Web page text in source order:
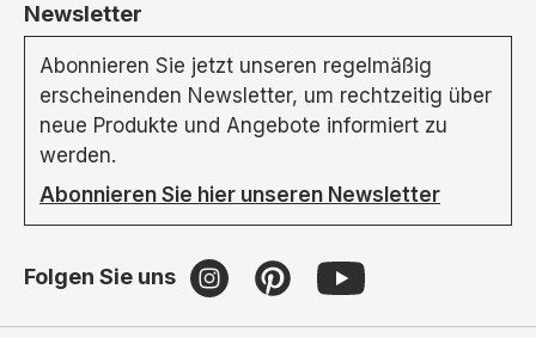
Newsletter
Abonnieren Sie jetzt unseren regelmäßig
erscheinenden Newsletter, um rechtzeitig über
neue Produkte und Angebote informiert zu
werden.
Abonnieren Sie hier unseren Newsletter
Folgen Sie uns